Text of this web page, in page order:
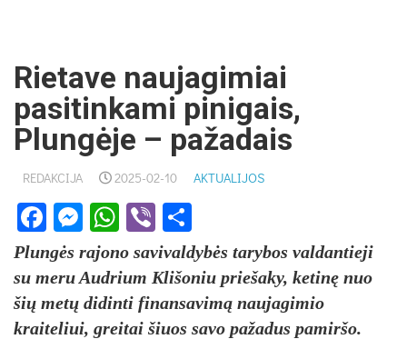
Rietave naujagimiai
pasitinkami pinigais,
Plungėje – pažadais
REDAKCIJA 2025-02-10 AKTUALIJOS
Facebook
Messenger
WhatsApp
Viber
Plungės rajono savivaldybės tarybos valdantieji
su meru Audrium Klišoniu priešaky, ketinę nuo
šių metų didinti finansavimą naujagimio
kraiteliui, greitai šiuos savo pažadus pamiršo.